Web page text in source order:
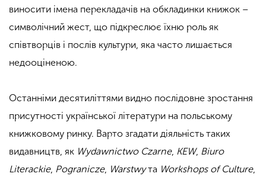
виносити імена перекладачів на обкладинки книжок –
символічний жест, що підкреслює їхню роль як
співтворців і послів культури, яка часто лишається
недооціненою.
Останніми десятиліттями видно послідовне зростання
присутності української літератури на польському
книжковому ринку. Варто згадати діяльність таких
видавництв, як Wydawnictwo Czarne, KEW, Biuro
Literackie, Pogranicze, Warstwyта Workshops of Culture,